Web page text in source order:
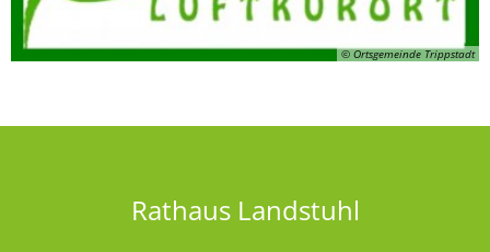
© Ortsgemeinde Trippstadt
Rathaus Landstuhl